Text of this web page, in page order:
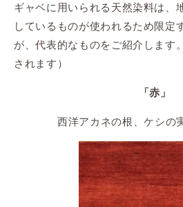
ギャベに用いられる天然染料は、
しているものが使われるため限定
が、代表的なものをご紹介します。
されます）
「赤」
西洋アカネの根、ケシの